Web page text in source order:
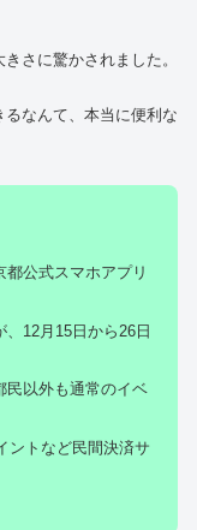
さに驚かされました。
なんて、本当に便利な
公式スマホアプリ
12月15日から26日
民以外も通常のイベ
ントなど民間決済サ